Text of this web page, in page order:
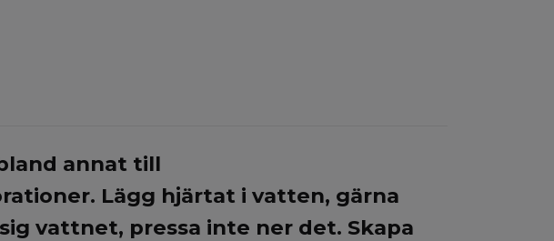
annat till
Lägg hjärtat i vatten, gärna
vattnet, pressa inte ner det. Skapa